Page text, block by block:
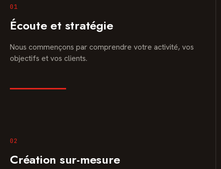
01
Écoute et stratégie
Nous commençons par comprendre votre activité, vos
objectifs et vos clients.
02
Création sur-mesure